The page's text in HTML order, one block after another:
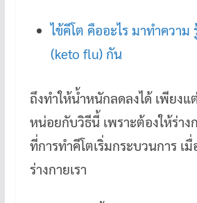
ไข้คีโต คืออะไร มาทำความ
(keto flu) กัน
ถึงทำให้น้ำหนักลดลงได้ เพียงแ
หน่อยกับวิธีนี้ เพราะต้องให้ร่าง
ที่การทำคีโตเริ่มกระบวนการ เ
ร่างกายเรา